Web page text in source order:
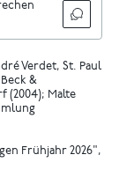
Verdet, St. Paul
&
(2004); Malte
Frühjahr 2026",